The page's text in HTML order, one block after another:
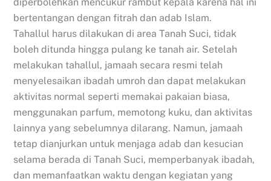
bertentangan dengan fitrah dan adab Islam.
Tahallul harus dilakukan di area Tanah Suci, tidak
boleh ditunda hingga pulang ke tanah air. Setelah
melakukan tahallul, jamaah secara resmi telah
menyelesaikan ibadah umroh dan dapat melakukan
aktivitas normal seperti memakai pakaian biasa,
menggunakan parfum, memotong kuku, dan aktivitas
lainnya yang sebelumnya dilarang. Namun, jamaah
tetap dianjurkan untuk menjaga adab dan kesucian
selama berada di Tanah Suci, memperbanyak ibadah,
dan memanfaatkan waktu dengan kegiatan yang